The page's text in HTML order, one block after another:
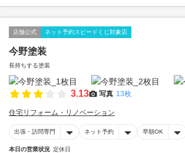
店舗公式 ネット予約スピードくじ対象店
今野塗装
長持ちする塗装
3.13 写真 13枚
住宅リフォーム・リノベーション
出張・訪問専門 ネット予約 早朝OK
本日の営業状況 定休日